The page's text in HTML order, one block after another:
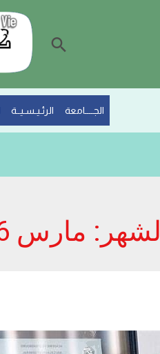
البحث
الجــــامعة الرئـيـسـيــة
الشهر: مارس 2026